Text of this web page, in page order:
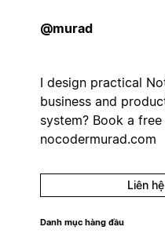
@murad
I design practical
business and
system? Book a
nocodermurad.com
Liên
Danh mục hàng đầu